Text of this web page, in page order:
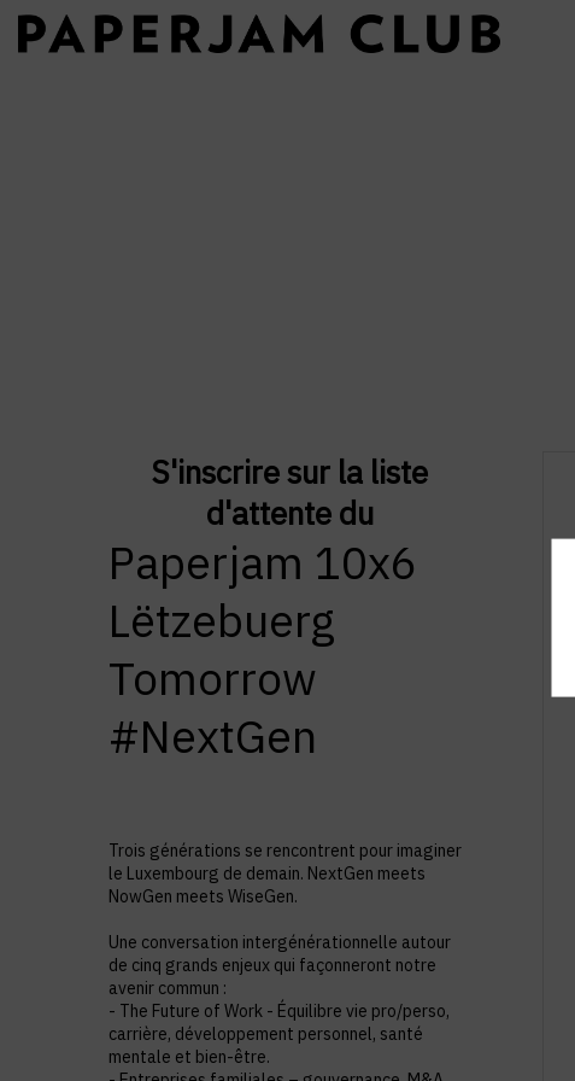
S'inscrire sur la liste
d'attente du
Paperjam 10x6
Lëtzebuerg
Tomorrow
#NextGen
Trois générations se rencontrent pour imaginer
le Luxembourg de demain. NextGen meets
NowGen meets WiseGen.
Une conversation intergénérationnelle autour
de cinq grands enjeux qui façonneront notre
avenir commun :
- The Future of Work - Équilibre vie pro/perso,
carrière, développement personnel, santé
mentale et bien-être.